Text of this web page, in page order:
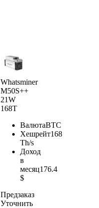
Whatsminer
M50S++
21W
168T
ВалютаBTC
Хешрейт168
Th/s
Доход
в
месяц176.4
$
Предзаказ
Уточнить